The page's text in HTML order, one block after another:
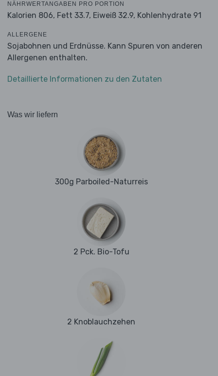
NÄHRWERTANGABEN PRO PORTION
Kalorien 806, Fett 33.7, Eiweiß 32.9, Kohlenhydrate 91
ALLERGENE
Sojabohnen und Erdnüsse. Kann Spuren von anderen
Allergenen enthalten.
Detaillierte Informationen zu den Zutaten
Was wir liefern
300g Parboiled-Naturreis
2 Pck. Bio-Tofu
2 Knoblauchzehen